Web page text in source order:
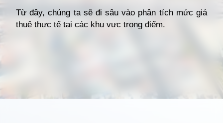
Từ đây, chúng ta sẽ đi sâu vào phân tích mức giá
thuê thực tế tại các khu vực trọng điểm.